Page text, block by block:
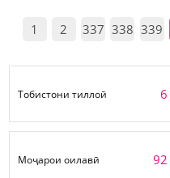
1 2 337 338 339
Тобистони тиллоӣ 6
Моҷарои оилавӣ 92